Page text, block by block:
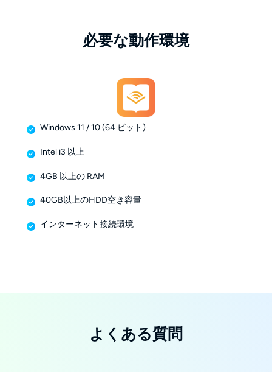
必要な動作環境
Windows 11 / 10 (64 ビット)
Intel i3 以上
4GB 以上の RAM
40GB以上のHDD空き容量
インターネット接続環境
よくある質問